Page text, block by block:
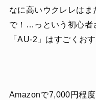
なに高いウクレレは
で！…っという初心者
「AU-2」はすごくお
Amazonで7,000円程